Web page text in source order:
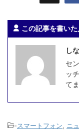
この記事を書いた
し
セ
ッ
て
-スマートフォン, ニ